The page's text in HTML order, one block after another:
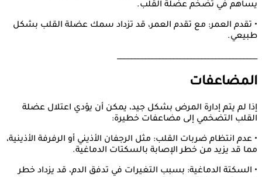
يساهم في تضخم عضلة القلب.
• تقدم العمر: مع تقدم العمر، قد تزداد سمك عضلة القلب بشكل
طبيعي.
________________________________________
المضاعفات
إذا لم يتم إدارة المرض بشكل جيد، يمكن أن يؤدي اعتلال عضلة
القلب التضخمي إلى مضاعفات خطيرة:
• عدم انتظام ضربات القلب: مثل الرجفان الأذيني أو الرفرفة الأذينية،
مما قد يزيد من خطر الإصابة بالسكتات الدماغية.
• السكتة الدماغية: بسبب التغيرات في تدفق الدم، قد يزداد خطر